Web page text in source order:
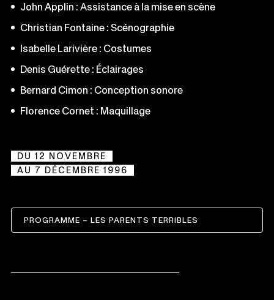
John Applin : Assistance à la mise en scène
Christian Fontaine : Scénographie
Isabelle Larivière : Costumes
Denis Guérette : Éclairages
Bernard Cimon : Conception sonore
Florence Cornet : Maquillage
DU 12 NOVEMBRE
AU 7 DÉCEMBRE 1996
PROGRAMME – LES PARENTS TERRIBLES
CE
UNE